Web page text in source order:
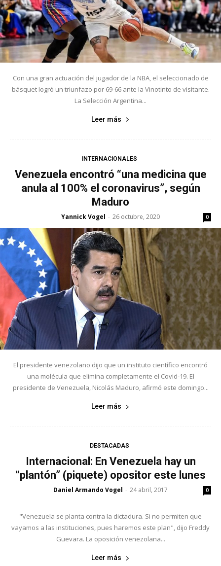
Con una gran actuación del jugador de la NBA, el seleccionado de
básquet logró un triunfazo por 69-66 ante la Vinotinto de visitante.
La Selección Argentina...
Leer más
INTERNACIONALES
Venezuela encontró “una medicina que
anula al 100% el coronavirus”, según
Maduro
Yannick Vogel - 26 octubre, 2020 0
El presidente venezolano dijo que un instituto científico encontró
una molécula que elimina completamente el Covid-19. El
presidente de Venezuela, Nicolás Maduro, afirmó este domingo...
Leer más
DESTACADAS
Internacional: En Venezuela hay un
“plantón” (piquete) opositor este lunes
Daniel Armando Vogel - 24 abril, 2017 0
"Venezuela se planta contra la dictadura. Si no permiten que
vayamos a las instituciones, pues haremos este plan", dijo Freddy
Guevara. La oposición venezolana...
Leer más